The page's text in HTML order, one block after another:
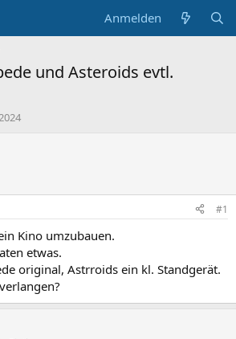
Anmelden
und Asteroids evtl.
#1
Kino umzubauen.
etwas.
original, Astrroids ein kl. Standgerät.